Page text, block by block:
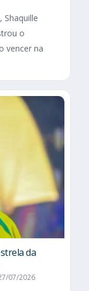
Shaquille
o
vencer na
da
07/2026